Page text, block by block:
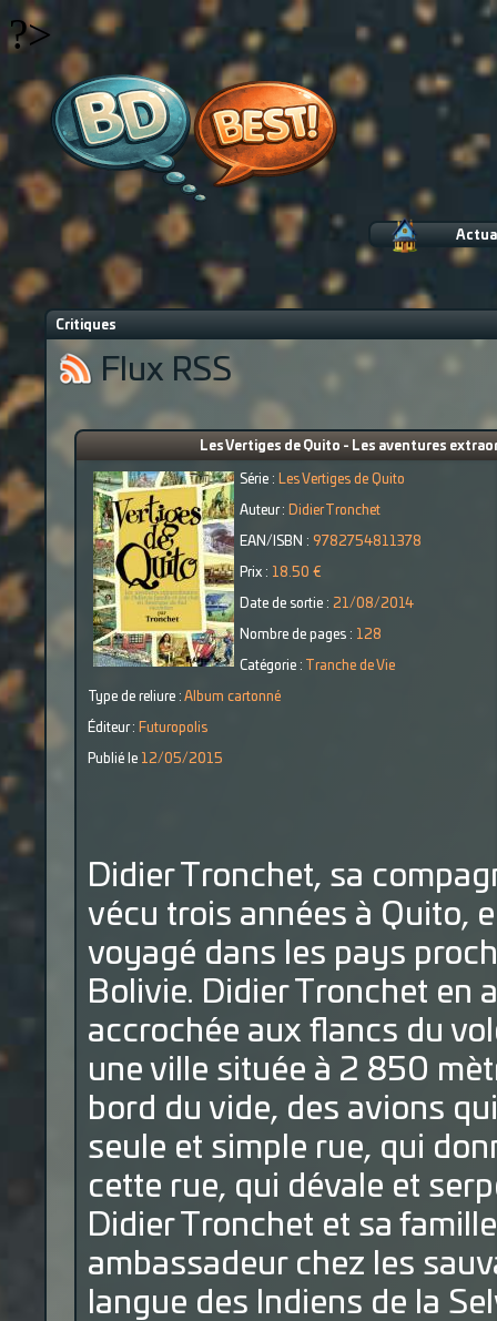
?>
Critiques
Flux RSS
Les Vertiges de Quito - Les aventures
Série : Les Vertiges de Quito
Auteur : Didier Tronchet
EAN/ISBN : 9782754811378
Prix : 18.50 €
Date de sortie : 21/08/2014
Nombre de pages : 128
Catégorie : Tranche de Vie
Type de reliure : Album cartonné
Éditeur : Futuropolis
Publié le 12/05/2015
Didier Tronchet, sa
vécu trois années à Quito,
voyagé dans les pays
Bolivie. Didier Tronchet en
accrochée aux flancs du
une ville située à 2 850
bord du vide, des avions
seule et simple rue, qui
cette rue, qui dévale et
Didier Tronchet et sa
ambassadeur chez les
langue des Indiens de la